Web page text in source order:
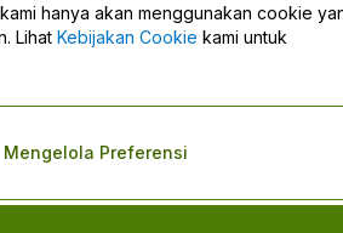
hanya akan menggunakan cookie
Lihat Kebijakan Cookie kami untuk
Mengelola Preferensi